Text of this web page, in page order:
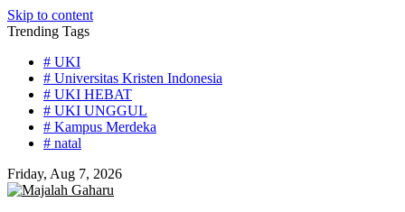
Skip to content
Trending Tags
# UKI
# Universitas Kristen Indonesia
# UKI HEBAT
# UKI UNGGUL
# Kampus Merdeka
# natal
Friday, Aug 7, 2026